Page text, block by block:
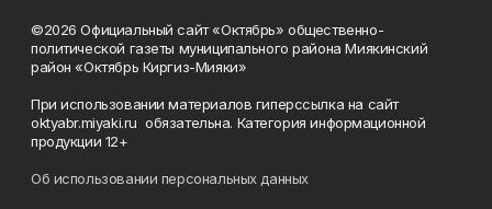
©2026 Официальный сайт «Октябрь» общественно-
политической газеты муниципального района Миякинский
район «Октябрь Киргиз-Мияки»
При использовании материалов гиперссылка на сайт
oktyabr.miyaki.ru обязательна. Категория информационной
продукции 12+
Об использовании персональных данных